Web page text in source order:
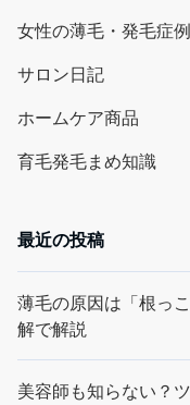
女性の薄毛・発毛症例
サロン日記
ホームケア商品
育毛発毛まめ知識
最近の投稿
薄毛の原因は「根っ
解で解説
美容師も知らない？